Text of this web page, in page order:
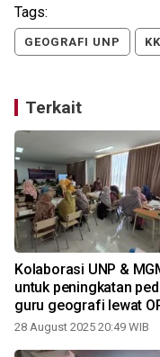
Tags:
GEOGRAFI UNP
Terkait
Kolaborasi UNP &
untuk peningkatan
guru geografi lewat
SCRAP
28 August 2025 20:49 WIB